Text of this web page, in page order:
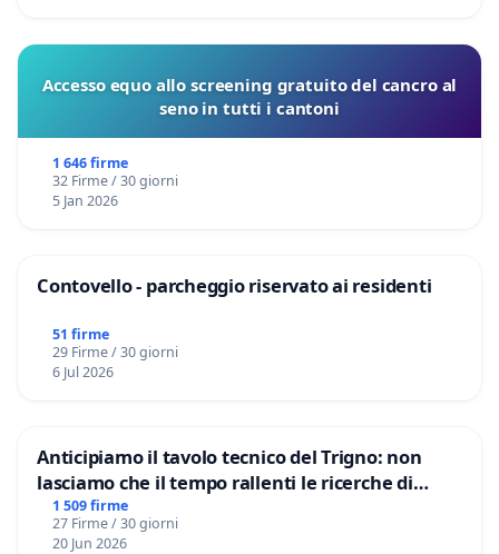
Accesso equo allo screening gratuito del cancro al
seno in tutti i cantoni
1 646 firme
32 Firme / 30 giorni
5 Jan 2026
Contovello - parcheggio riservato ai residenti
51 firme
29 Firme / 30 giorni
6 Jul 2026
Anticipiamo il tavolo tecnico del Trigno: non
lasciamo che il tempo rallenti le ricerche di
Domenico Racanati
1 509 firme
27 Firme / 30 giorni
20 Jun 2026